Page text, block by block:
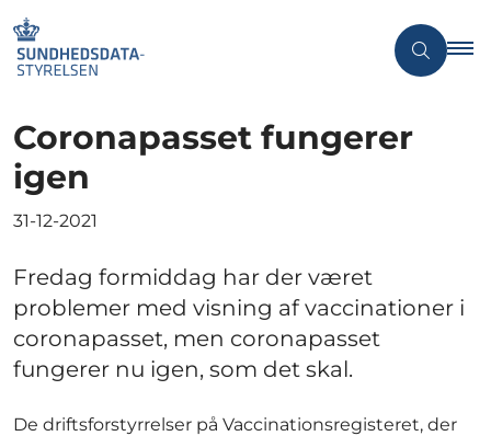
Coronapasset fungerer
igen
31-12-2021
Fredag formiddag har der været
problemer med visning af vaccinationer i
coronapasset, men coronapasset
fungerer nu igen, som det skal.
De driftsforstyrrelser på Vaccinationsregisteret, der